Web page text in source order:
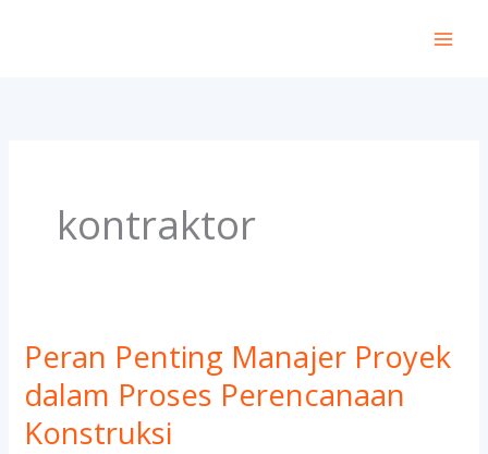
kontraktor
Peran Penting Manajer Proyek
dalam Proses Perencanaan
Konstruksi
Peran
Penting
Manajer
Proyek